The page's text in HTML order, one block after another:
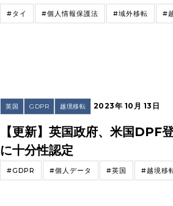
#タイ #個人情報保護法 #域外移転 #
英国 GDPR 越境移転 2023年 10月 13日
【更新】英国政府、米国DPF
に十分性認定
#GDPR #個人データ #英国 #越境移